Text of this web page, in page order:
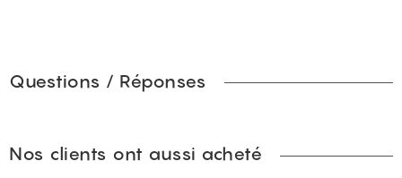
Questions / Réponses
Nos clients ont aussi acheté